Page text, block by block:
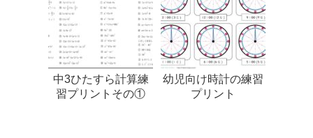
中3ひたすら計算練
習プリントその①
幼児向け時計の練習
プリント